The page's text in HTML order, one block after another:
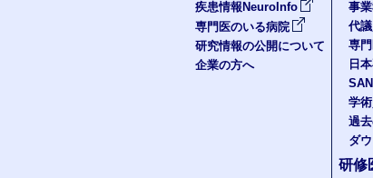
疾患情報NeuroInfo
専門医のいる病院
研究情報の公開について
企業の方へ
事
代
専
日
学
過
ダ
研修